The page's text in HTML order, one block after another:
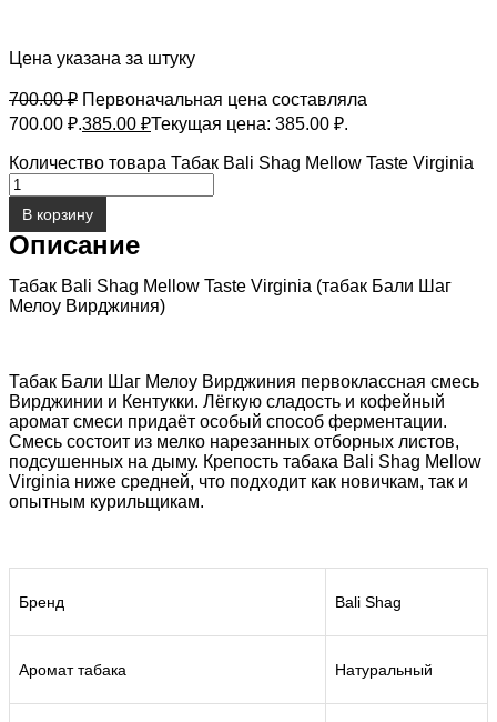
Цена указана за штуку
700.00₽ Первоначальная цена составляла
700.00 ₽.385.00 ₽Текущая цена: 385.00 ₽.
Количество товара Табак Bali Shag Mellow Taste Virginia
В корзину
Описание
Табак Bali Shag Mellow Taste Virginia (табак Бали Шаг
Мелоу Вирджиния)
Табак Бали Шаг Мелоу Вирджиния первоклассная смесь
Вирджинии и Кентукки. Лёгкую сладость и кофейный
аромат смеси придаёт особый способ ферментации.
Смесь состоит из мелко нарезанных отборных листов,
подсушенных на дыму. Крепость табака Bali Shag Mellow
Virginia ниже средней, что подходит как новичкам, так и
опытным курильщикам.
Бренд Bali Shag
Аромат табака Натуральный